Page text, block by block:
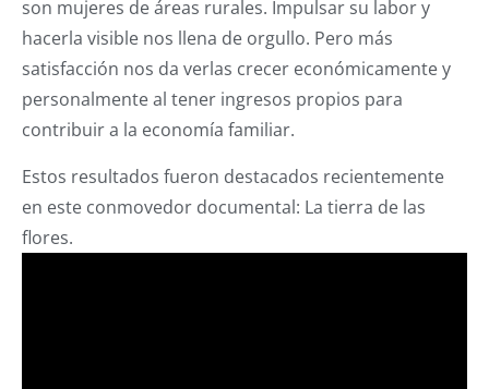
son mujeres de áreas rurales. Impulsar su labor y
hacerla visible nos llena de orgullo. Pero más
satisfacción nos da verlas crecer económicamente y
personalmente al tener ingresos propios para
contribuir a la economía familiar.
Estos resultados fueron destacados recientemente
en este conmovedor documental: La tierra de las
flores.